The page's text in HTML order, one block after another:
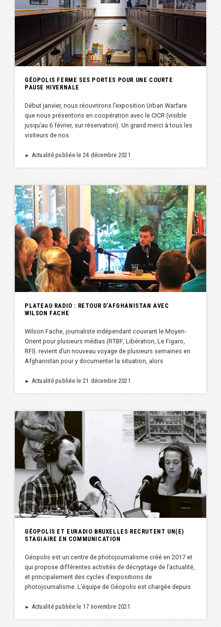
GÉOPOLIS FERME SES PORTES POUR UNE COURTE
PAUSE HIVERNALE
Début janvier, nous réouvrirons l’exposition Urban Warfare
que nous présentons en coopération avec le CICR (visible
jusqu’au 6 février, sur réservation). Un grand merci à tous les
visiteurs de nos
► Actualité publiée le 24 décembre 2021
PLATEAU RADIO : RETOUR D’AFGHANISTAN AVEC
WILSON FACHE
Wilson Fache, journaliste indépendant couvrant le Moyen-
Orient pour plusieurs médias (RTBF, Libération, Le Figaro,
RFI). revient d’un nouveau voyage de plusieurs semaines en
Afghanistan pour y documenter la situation, alors
► Actualité publiée le 21 décembre 2021
GÉOPOLIS ET EURADIO BRUXELLES RECRUTENT UN(E)
STAGIAIRE EN COMMUNICATION
Géopolis est un centre de photojournalisme créé en 2017 et
qui propose différentes activités de décryptage de l’actualité,
et principalement des cycles d’expositions de
photojournalisme. L’équipe de Géopolis est chargée depuis
► Actualité publiée le 17 novembre 2021